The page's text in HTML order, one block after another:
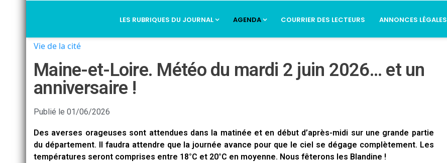
LES RUBRIQUES DU JOURNAL AGENDA COURRIER DES LECTEURS ANNONCES LÉGALES
Vie de la cité
Maine-et-Loire. Météo du mardi 2 juin 2026… et un
anniversaire !
Publié le 01/06/2026
Des averses orageuses sont attendues dans la matinée et en début d’après-midi sur une grande partie
du département. Il faudra attendre que la journée avance pour que le ciel se dégage complètement. Les
températures seront comprises entre 18°C et 20°C en moyenne. Nous fêterons les Blandine !